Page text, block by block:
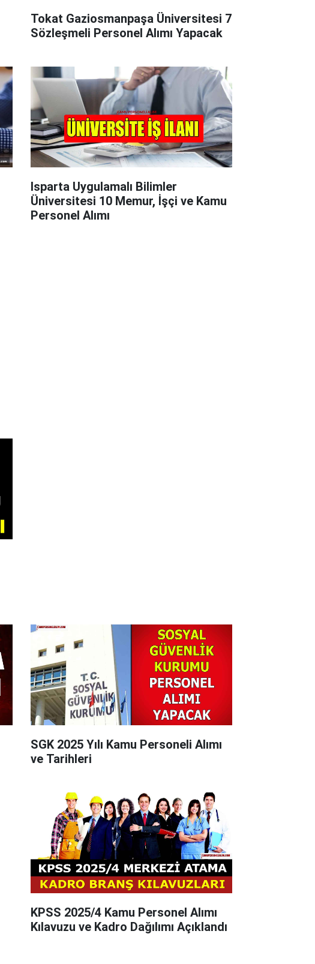
Tokat Gaziosmanpaşa Üniversitesi 7
Sözleşmeli Personel Alımı Yapacak
Isparta Uygulamalı Bilimler
Üniversitesi 10 Memur, İşçi ve Kamu
Personel Alımı
SGK 2025 Yılı Kamu Personeli Alımı
ve Tarihleri
KPSS 2025/4 Kamu Personel Alımı
Kılavuzu ve Kadro Dağılımı Açıklandı